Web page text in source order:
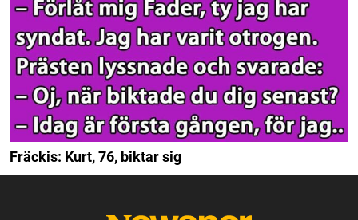
Fräckis: Kurt, 76, biktar sig